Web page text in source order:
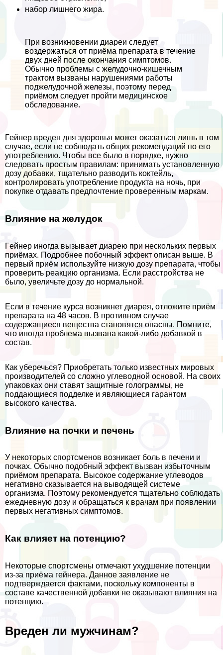
набор лишнего жира.
При возникновении диареи следует
воздержаться от приёма препарата в течение
двух дней после окончания симптомов.
Обычно проблемы с желудочно-кишечным
тpaктом вызваны нарушениями работы
поджелудочной железы, поэтому перед
приёмом следует пройти медицинское
обследование.
Гeйнер вреден для здоровья может оказаться лишь в том
случае, если не соблюдать общих рекомендаций по его
употрeблению. Чтобы все было в порядке, нужно
следовать простым правилам: принимать установленную
дозу добавки, тщательно разводить коктейль,
контролировать употрeбление продукта на ночь, при
покупке отдавать предпочтение проверенным маркам.
Влияние на желудок
Гeйнер иногда вызывает диарею при нескольких первых
приёмах. Подробнее побочный эффект описан выше. В
первый приём используйте низкую дозу препарата, чтобы
проверить реакцию организма. Если расстройства не
было, увеличьте дозу до нормальной.
Если в течение курса возникнет диарея, отложите приём
препарата на 48 часов. В противном случае
содержащиеся вещества становятся опасны. Помните,
что иногда проблема вызвана какой-либо добавкой в
состав.
Как уберечься? Приобретать только известных мировых
производителей со сложно углеводной основой. На своих
упаковках они ставят защитные голограммы, не
поддающиеся подделке и являющиеся гарантом
высокого качества.
Влияние на почки и печень
У некоторых спортсменов возникает боль в печени и
почках. Обычно подобный эффект вызван избыточным
приёмом препарата. Высокое содержание углеводов
негативно сказывается на выводящей системе
организма. Поэтому рекомендуется тщательно соблюдать
ежедневную дозу и обращаться к врачам при появлении
первых негативных симптомов.
Как влияет на потенцию?
Некоторые спортсмены отмечают ухудшение потенции
из-за приёма гeйнера. Данное заявление не
подтверждается фактами, поскольку компоненты в
составе качественной добавки не оказывают влияния на
потенцию.
Вреден ли мужчинам?